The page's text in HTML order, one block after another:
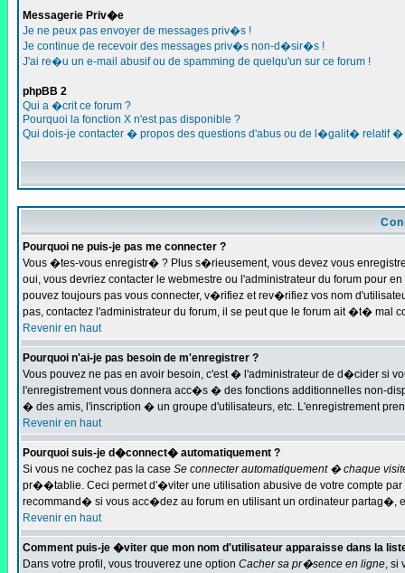
Messagerie Priv�e
Je ne peux pas envoyer de messages priv�s !
Je continue de recevoir des messages priv�s non-d�sir�s !
J'ai re�u un e-mail abusif ou de spamming de quelqu'un sur ce forum !
phpBB 2
Qui a �crit ce forum ?
Pourquoi la fonction X n'est pas disponible ?
Qui dois-je contacter � propos des questions d'abus ou de l�galit� relatif �
Pourquoi ne puis-je pas me connecter ?
Vous �tes-vous enregistr� ? Plus s�rieusement, vous devez vous
oui, vous devriez contacter le webmestre ou l'administrateur du forum
pouvez toujours pas vous connecter, v�rifiez et rev�rifiez vos nom
pas, contactez l'administrateur du forum, il se peut que le forum ait �t� mal
Revenir en haut
Pourquoi n'ai-je pas besoin de m'enregistrer ?
Vous pouvez ne pas en avoir besoin, c'est � l'administrateur de d�cider si
l'enregistrement vous donnera acc�s � des fonctions additionnelles non-
� des amis, l'inscription � un groupe d'utilisateurs, etc. L'enregistrement
Revenir en haut
Pourquoi suis-je d�connect� automatiquement ?
Si vous ne cochez pas la case Se connecter automatiquement � chaque
pr��tablie. Ceci permet d'�viter une utilisation abusive de votre compte
recommand� si vous acc�dez au forum en utilisant un ordinateur
Revenir en haut
Comment puis-je �viter que mon nom d'utilisateur apparaisse dans la
Dans votre profil, vous trouverez une option Cacher sa pr�sence en ligne, si